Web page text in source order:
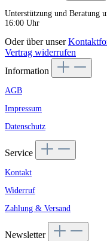
Unterstützung und Beratung
16:00 Uhr
Oder über unser
Vertrag widerrufen
Information
AGB
Impressum
Datenschutz
Service
Kontakt
Widerruf
Zahlung & Versand
Newsletter